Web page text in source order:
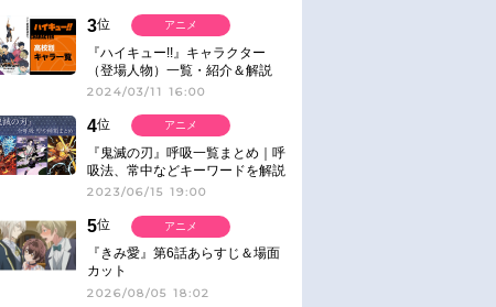
3位
『ハイキュー!!』キャラクター
（登場人物）一覧・紹介＆解説
2024/03/11 16:00
アニメ
4位
『鬼滅の刃』呼吸一覧まとめ｜呼
吸法、常中などキーワードを解説
2023/06/15 19:00
アニメ
5位
『きみ愛』第6話あらすじ＆場面
カット
2026/08/05 18:02
アニメ